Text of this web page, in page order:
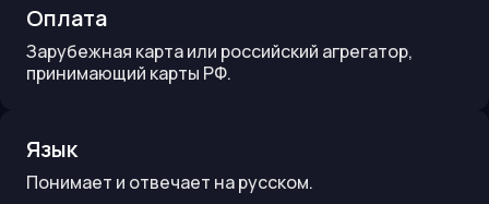
Оплата
Зарубежная карта или российский агрегатор,
принимающий карты РФ.
Язык
Понимает и отвечает на русском.